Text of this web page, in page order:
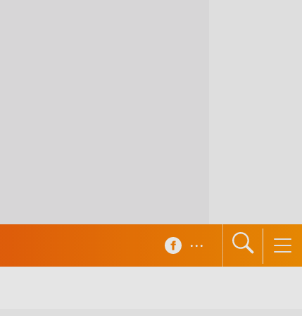
...